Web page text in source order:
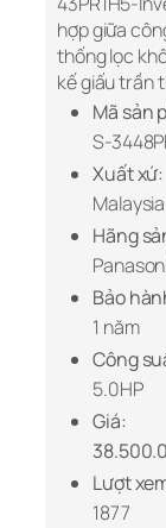
hợp giữa
thống lọc
kế giấu trần
Mã sản
S-
Xuất xứ:
Malaysia
Hãng
Bảo
1 năm
Công
5.0HP
Giá:
Lượt
1877